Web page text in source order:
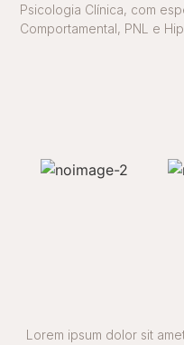
Psicologia Clínica, com
Comportamental, PNL e
Lorem ipsum dolor sit